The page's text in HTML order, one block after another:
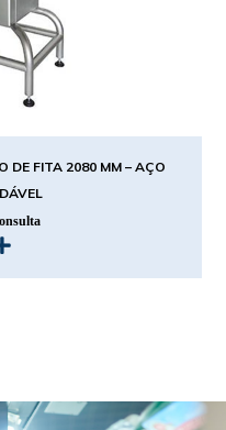
DE FITA 2080 MM – AÇO